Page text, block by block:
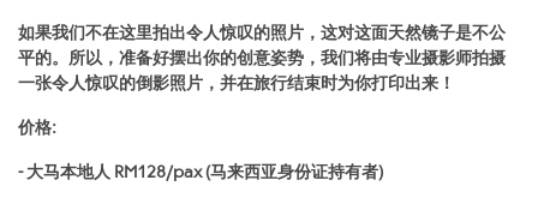
如果我们不在这里拍出令人惊叹的照片，这对这面天然镜子是不公
平的。所以，准备好摆出你的创意姿势，我们将由专业摄影师拍摄
一张令人惊叹的倒影照片，并在旅行结束时为你打印出来！
价格:
- 大马本地人 RM128/pax (马来西亚身份证持有者)